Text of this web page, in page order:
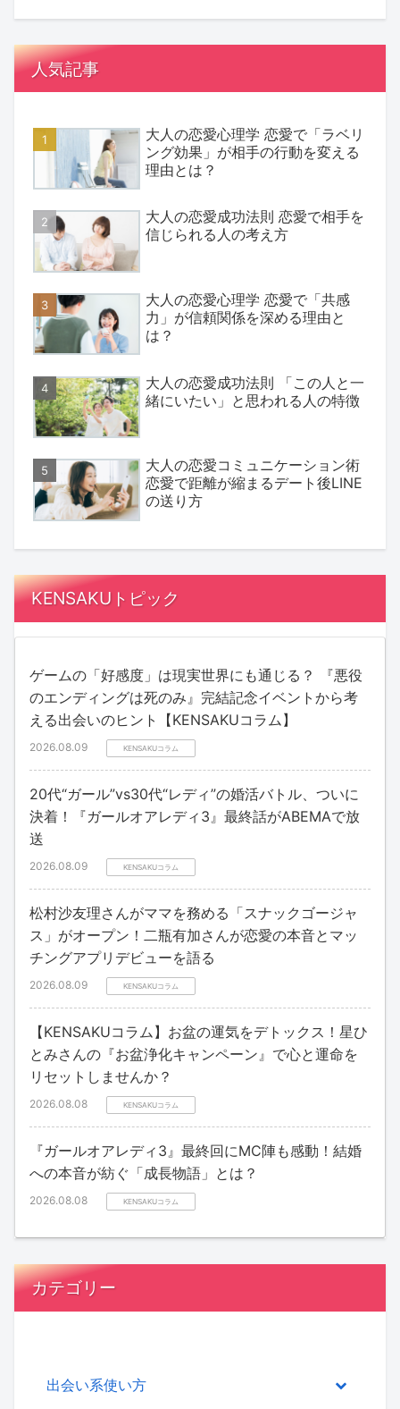
人気記事
大人の恋愛心理学 恋愛で「ラベリ
ング効果」が相手の行動を変える
理由とは？
大人の恋愛成功法則 恋愛で相手を
信じられる人の考え方
大人の恋愛心理学 恋愛で「共感
力」が信頼関係を深める理由と
は？
大人の恋愛成功法則 「この人と一
緒にいたい」と思われる人の特徴
大人の恋愛コミュニケーション術
恋愛で距離が縮まるデート後LINE
の送り方
KENSAKUトピック
ゲームの「好感度」は現実世界にも通じる？ 『悪役
のエンディングは死のみ』完結記念イベントから考
える出会いのヒント【KENSAKUコラム】
2026.08.09 KENSAKUコラム
20代“ガール”vs30代“レディ”の婚活バトル、ついに
決着！『ガールオアレディ3』最終話がABEMAで放
送
2026.08.09 KENSAKUコラム
松村沙友理さんがママを務める「スナックゴージャ
ス」がオープン！二瓶有加さんが恋愛の本音とマッ
チングアプリデビューを語る
2026.08.09 KENSAKUコラム
【KENSAKUコラム】お盆の運気をデトックス！星ひ
とみさんの『お盆浄化キャンペーン』で心と運命を
リセットしませんか？
2026.08.08 KENSAKUコラム
『ガールオアレディ3』最終回にMC陣も感動！結婚
への本音が紡ぐ「成長物語」とは？
2026.08.08 KENSAKUコラム
カテゴリー
出会い系使い方